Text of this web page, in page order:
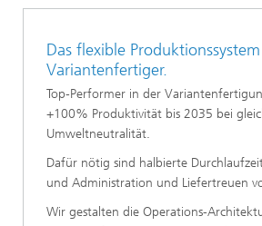
Das flexible
Variantenfertiger.
Top-Performer in der
+100% Produktivität bis 2035 bei
Umweltneutralität.
Dafür nötig sind halbierte
und Administration und Liefertreuen
Wir gestalten die Operations-